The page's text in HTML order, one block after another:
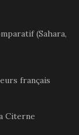
(Sahara,
français
Citerne